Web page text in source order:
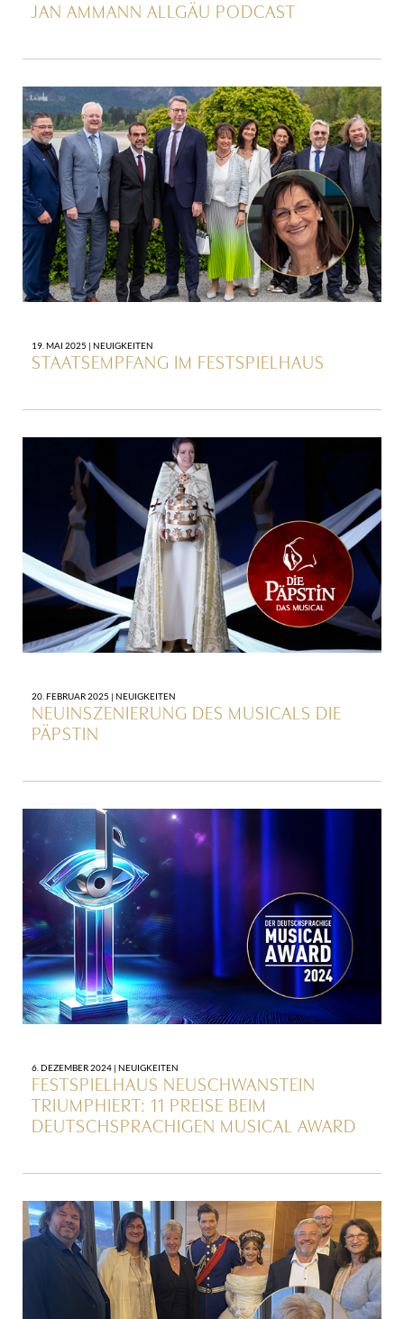
JAN AMMANN ALLGÄU PODCAST
19. MAI 2025 | NEUIGKEITEN
­STAATSEMPFANG IM FESTSPIELHAUS
20. FEBRUAR 2025 | NEUIGKEITEN
NEUINSZENIERUNG DES MUSICALS DIE
PÄPSTIN
6. DEZEMBER 2024 | NEUIGKEITEN
FESTSPIELHAUS NEUSCHWANSTEIN
TRIUMPHIERT: 11 PREISE BEIM
DEUTSCHSPRACHIGEN MUSICAL AWARD